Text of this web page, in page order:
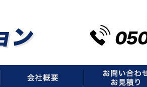
法人のお客様へ 会社概要